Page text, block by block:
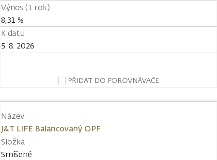
Výnos (1 rok)
8,31 %
K datu
5. 8. 2026
PŘIDAT DO POROVNÁVAČE
Název
J&T LIFE Balancovaný OPF
Složka
Smíšené